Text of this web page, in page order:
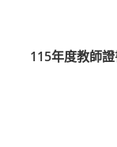
115年度教師